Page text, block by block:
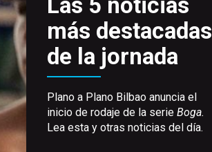
más destacadas
de la jornada
Plano a Plano Bilbao anuncia el
inicio de rodaje de la serie Boga.
Lea esta y otras noticias del día.